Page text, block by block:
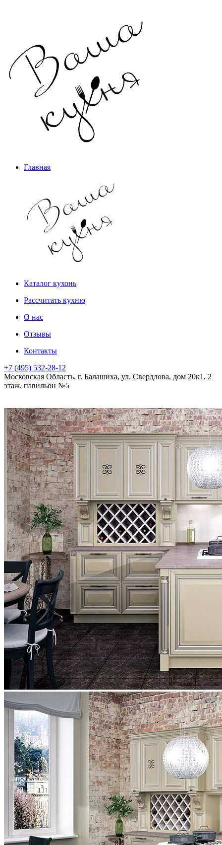
Главная
Каталог кухонь
Рассчитать кухню
О нас
Отзывы
Контакты
+7 (495) 532-28-12
Московская Область, г. Балашиха, ул. Свердлова, дом 20к1, 2
этаж, павильон №5